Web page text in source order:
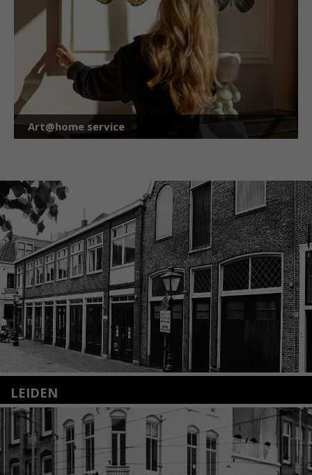
Art@home service
LEIDEN
Nieuwstraat 35
2312 KA Leiden
+31(0)71 – 52 84 480
info@kunsthuisleiden.nl